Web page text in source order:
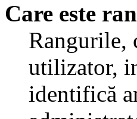
Care este
Rangurile,
utilizator,
identifică